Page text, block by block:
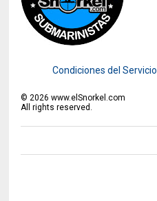
Condiciones del Servicio
© 2026 www.elSnorkel.com
All rights reserved.